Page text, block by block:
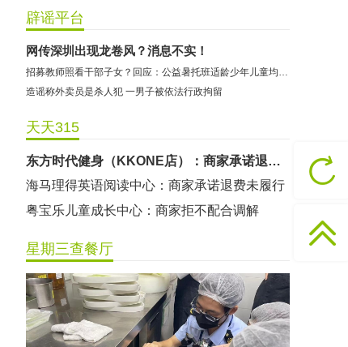
辟谣平台
网传深圳出现龙卷风？消息不实！
招募教师照看干部子女？回应：公益暑托班适龄少年儿童均可报名
造谣称外卖员是杀人犯 一男子被依法行政拘留
天天315
粤宝乐儿童成长中心：商家拒不配合调解
世纪佳缘（车公庙店）：商家未按已签署协议退款
曼莎国际美容美发（平湖店）：商家承诺退费未履行
无上悦动健身：商家停业未退费
龅牙兔儿童情商训练营：商家承诺退费未履行
预付式消费退款难 深圳市消委会公开谴责力美健华联店
元宵佳节，发生了“甜蜜的烦恼”该怎么办？
星期三查餐厅